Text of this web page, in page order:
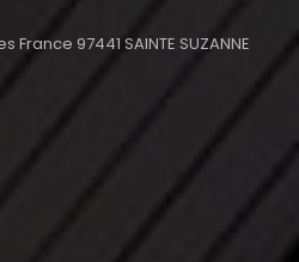
France 97441 SAINTE SUZANNE